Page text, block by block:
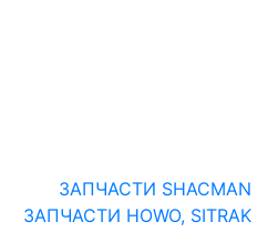
ЗАПЧАСТИ SHACMAN
ЗАПЧАСТИ HOWO, SITRAK